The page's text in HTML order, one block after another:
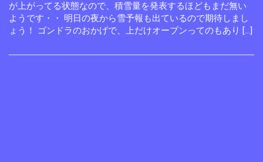
が上がってる状態なので、積雪量を発表するほどもまだ無い
ようです・・ 明日の夜から雪予報も出ているので期待しまし
ょう！ ゴンドラのおかげで、上だけオープンってのもあり […]